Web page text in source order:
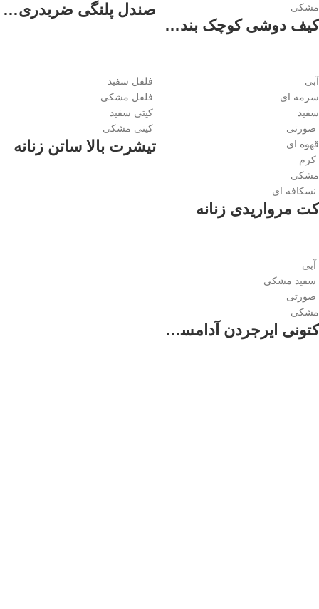
مشکی
کیف دوشی کوچک بند گره ای زنانه
صندل پلنگی ضربدری زنانه
آبی
سرمه ای
سفید
صورتی
قهوه ای
کرم
مشکی
نسکافه ای
کت مرواریدی زنانه
فلفل سفید
فلفل مشکی
کیتی سفید
کیتی مشکی
تیشرت بالا ساتن زنانه
آبی
سفید مشکی
صورتی
مشکی
کتونی ایرجردن آدامسی زنانه